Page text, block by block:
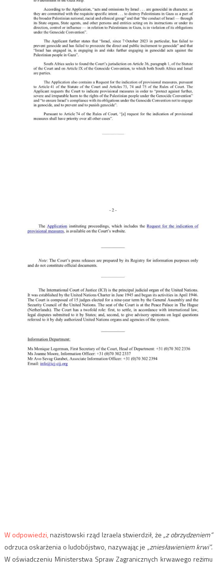
W odpowiedzi,nazistowski rząd Izraela stwierdził, że „z obrzydzeniem”
odrzuca oskarżenia o ludobójstwo, nazywając je „zniesławieniem krwi”.
W oświadczeniu Ministerstwa Spraw Zagranicznych krwawego reżimu